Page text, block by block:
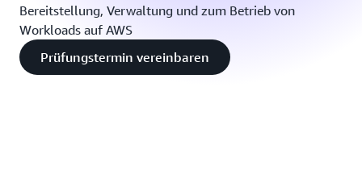
Bereitstellung, Verwaltung und zum Betrieb von
Workloads auf AWS
Prüfungstermin vereinbaren